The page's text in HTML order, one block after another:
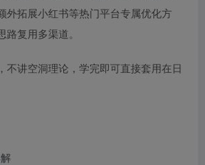
外拓展小红书等热门平台专属优化方
复用多渠道。
不讲空洞理论，学完即可直接套用在日